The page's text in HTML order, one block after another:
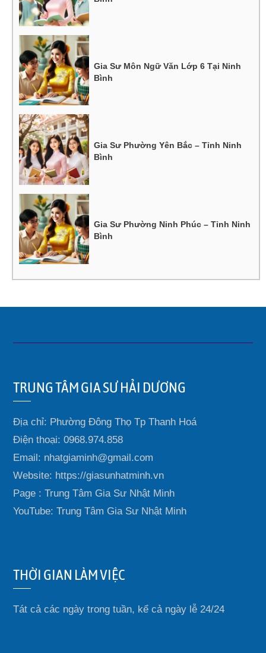
Gia Sư Môn Ngữ Văn Lớp 6 Tại Ninh
Bình
Gia Sư Phường Yên Bắc – Tỉnh Ninh
Bình
Gia Sư Phường Ninh Phúc – Tỉnh Ninh
Bình
TRUNG TÂM GIA SƯ HẢI DƯƠNG
Địa chỉ: Phường Đông Thọ Tp Thanh Hoá
Điện thoại: 0968.974.858
Email: nhatgiaminh@gmail.com
Website: https://giasunhatminh.vn
Page : Trung Tâm Gia Sư Nhật Minh
YouTube: Trung Tâm Gia Sư Nhật Minh
THỜI GIAN LÀM VIỆC
Tát cả các ngày trong tuần, kể cả ngày lễ 24/24